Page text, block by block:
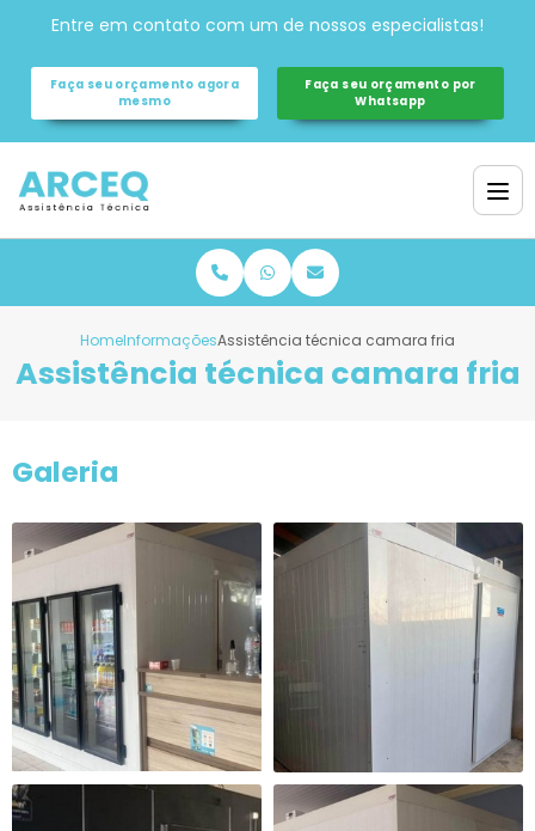
Entre em contato com um de nossos especialistas!
Faça seu orçamento agora
mesmo
Faça seu orçamento por
Whatsapp
HomeInformaçõesAssistência técnica camara fria
Assistência técnica camara fria
Galeria